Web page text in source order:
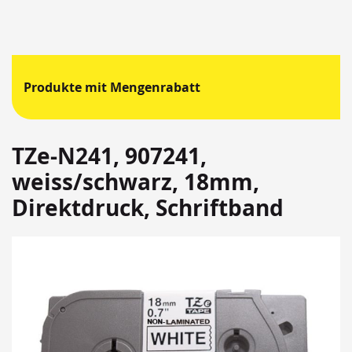
Produkte mit Mengenrabatt
TZe-N241, 907241,
weiss/schwarz, 18mm,
Direktdruck, Schriftband
zum
Ende